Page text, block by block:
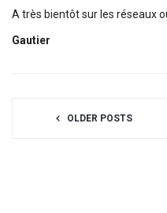
A très bientôt sur les réseaux
Gautier
OLDER POSTS